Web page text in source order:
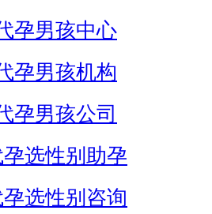
孕男孩中心
孕男孩机构
孕男孩公司
选性别助孕
选性别咨询